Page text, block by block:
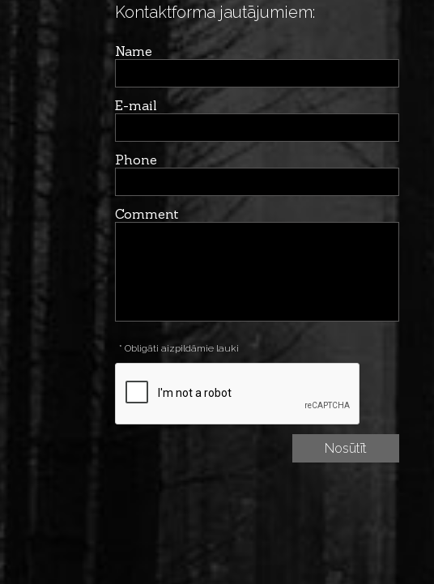
Kontaktforma jautājumiem:
Name
E-mail
Phone
Comment
* Obligāti aizpildāmie lauki